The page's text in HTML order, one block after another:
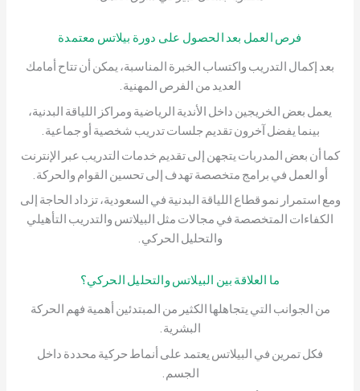
فرص العمل بعد الحصول على دورة بيلاتس معتمدة
بعد إكمال التدريب واكتساب الخبرة المناسبة، يمكن أن تتاح أمامك
العديد من الفرص المهنية.
يعمل بعض الخريجين داخل الأندية الرياضية ومراكز اللياقة البدنية،
بينما يفضل آخرون تقديم جلسات تدريب شخصية أو جماعية.
كما أن بعض المدربات يتجهن إلى تقديم خدمات التدريب عبر الإنترنت
أو العمل في برامج متخصصة تهدف إلى تحسين القوام والحركة.
ومع استمرار نمو قطاع اللياقة البدنية في السعودية، تزداد الحاجة إلى
الكفاءات المتخصصة في مجالات مثل البيلاتس والتدريب التأهيلي
والتحليل الحركي.
ما العلاقة بين البيلاتس والتحليل الحركي؟
من الجوانب التي يتجاهلها الكثير من المبتدئين أهمية فهم الحركة
البشرية.
فكل تمرين في البيلاتس يعتمد على أنماط حركية محددة داخل
الجسم.